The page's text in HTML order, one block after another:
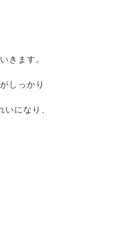
きます。
しっかり
になり、